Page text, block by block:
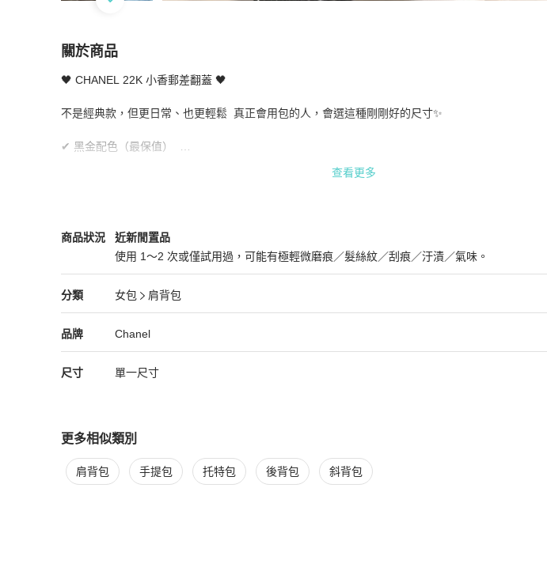
關於商品
關於CHANEL 22K 小香郵差翻蓋 / Flap Messenger款（經典菱格＋CC扣＋鏈條皮穿鍊）
🖤 CHANEL 22K 小香郵差翻蓋 🖤
不是經典款，但更日常、也更輕鬆  真正會用包的人，會選這種剛剛好的尺寸✨
✔ 黑金配色（最保值）
狀況佳｜附盒附防塵袋
整體包況9成9新，二手商品均有正常存放痕跡
🏷尺寸: 17 × 6 × 16 cm
🏷配件：盒裝｜防塵套｜有購證｜完整雷標。
#超便宜 #甜甜價
▪️因個人認知不同,避免爭議如有任何問題請（下標前）先詢問。
▪如有疑問或需補拍的地方,請於結標前提出。
▪每張照片請放大檢視，二手商品均有正常使用痕跡
查看更多
商品狀況
Chanel女包商品狀態與細節
近新閒置品
使用 1～2 次或僅試用過，可能有極輕微磨痕／髮絲紋／刮痕／汙漬／氣味。
近新閒置品
分類
Chanel 女包分類資訊
女包
肩背包
女包/肩背包推薦
品牌
Chanel 精品女包品牌介紹
Chanel
Chanel 推薦清單
尺寸 單一尺寸
更多相似類別
更多Chanel 女包相似商品推薦
肩背包 手提包 托特包 後背包 斜背包